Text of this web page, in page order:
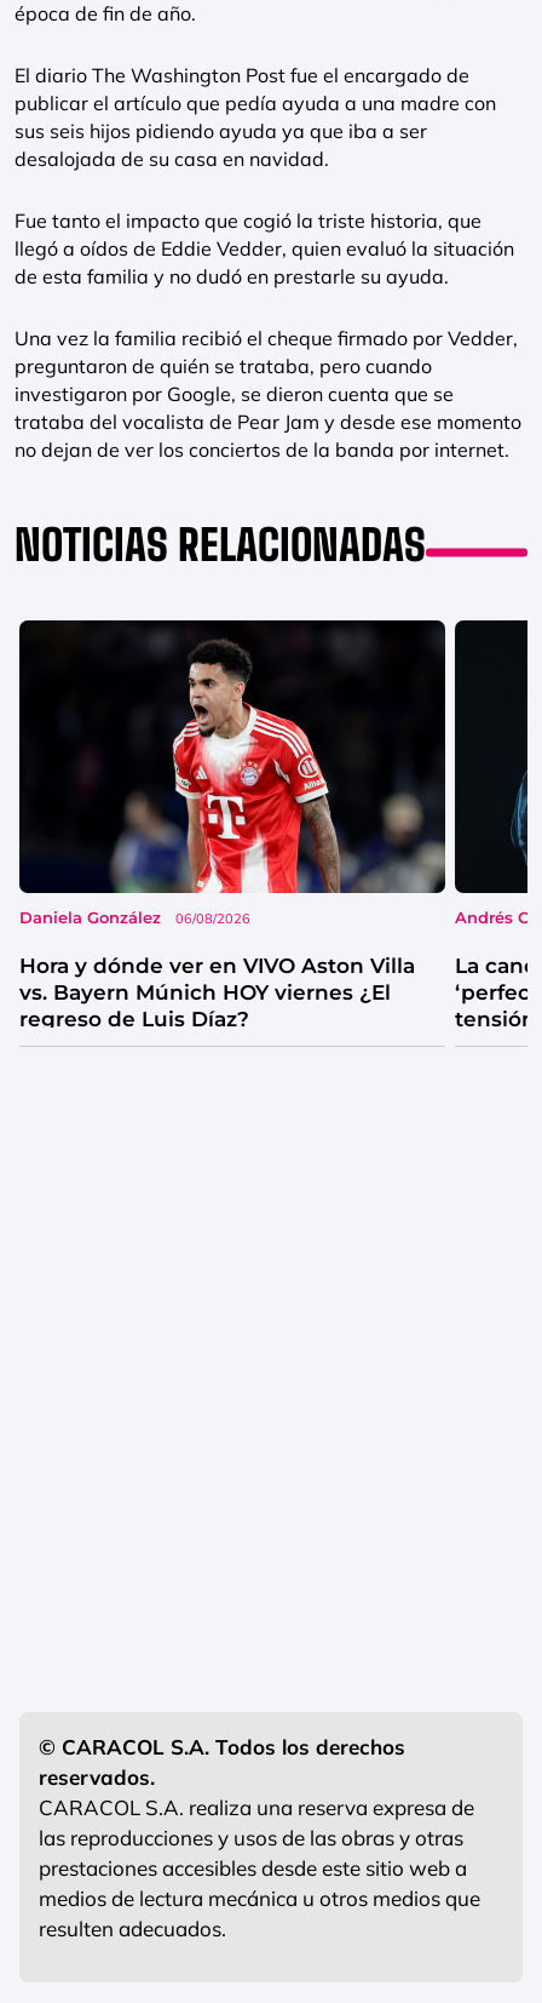
época de fin de año.
El diario The Washington Post fue el encargado de
publicar el artículo que pedía ayuda a una madre con
sus seis hijos pidiendo ayuda ya que iba a ser
desalojada de su casa en navidad.
Fue tanto el impacto que cogió la triste historia, que
llegó a oídos de Eddie Vedder, quien evaluó la situación
de esta familia y no dudó en prestarle su ayuda.
Una vez la familia recibió el cheque firmado por Vedder,
preguntaron de quién se trataba, pero cuando
investigaron por Google, se dieron cuenta que se
trataba del vocalista de Pear Jam y desde ese momento
no dejan de ver los conciertos de la banda por internet.
NOTICIAS RELACIONADAS
Daniela González 06/08/2026
Hora y dónde ver en VIVO Aston Villa
vs. Bayern Múnich HOY viernes ¿El
regreso de Luis Díaz?
Andrés
La
tensión
catarsis
© CARACOL S.A. Todos los derechos
reservados.
CARACOL S.A. realiza una reserva expresa de
las reproducciones y usos de las obras y otras
prestaciones accesibles desde este sitio web a
medios de lectura mecánica u otros medios que
resulten adecuados.